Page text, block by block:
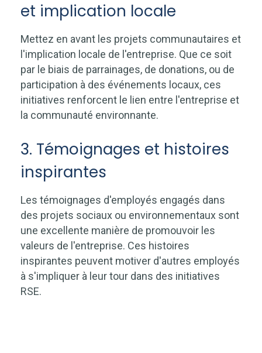
et implication locale
Mettez en avant les projets communautaires et
l'implication locale de l'entreprise. Que ce soit
par le biais de parrainages, de donations, ou de
participation à des événements locaux, ces
initiatives renforcent le lien entre l'entreprise et
la communauté environnante.
3. Témoignages et histoires
inspirantes
Les témoignages d'employés engagés dans
des projets sociaux ou environnementaux sont
une excellente manière de promouvoir les
valeurs de l'entreprise. Ces histoires
inspirantes peuvent motiver d'autres employés
à s'impliquer à leur tour dans des initiatives
RSE.